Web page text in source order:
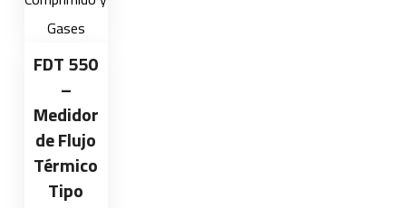
FDT 550
–
Medidor
de Flujo
Térmico
Tipo